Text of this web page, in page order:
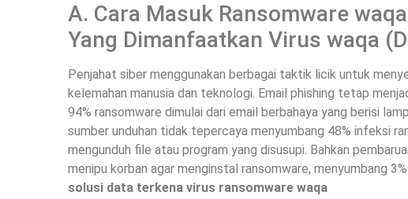
A. Cara Masuk Ransomware
Yang Dimanfaatkan Virus waqa
Penjahat siber menggunakan berbagai taktik licik untuk
kelemahan manusia dan teknologi. Email phishing tetap
94% ransomware dimulai dari email berbahaya yang berisi
sumber unduhan tidak tepercaya menyumbang 48% infeksi
mengunduh file atau program yang disusupi. Bahkan
menipu korban agar menginstal ransomware, menyumbang
solusi data terkena virus ransomware waqa